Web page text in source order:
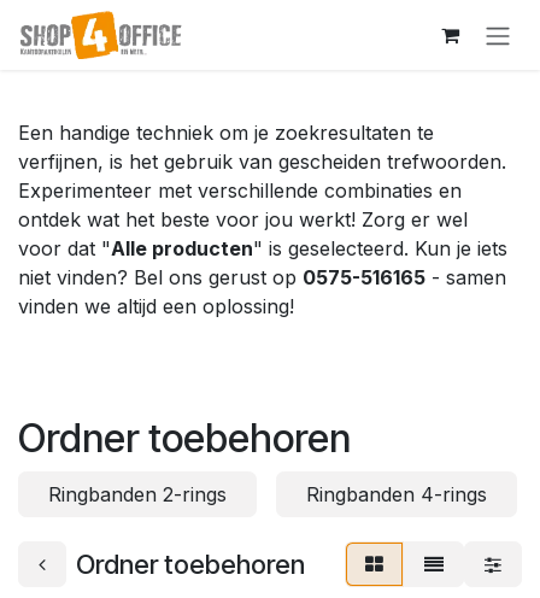
Overslaan naar inhoud
Een handige techniek om je zoekresultaten te
verfijnen, is het gebruik van gescheiden trefwoorden.
Experimenteer met verschillende combinaties en
ontdek wat het beste voor jou werkt! Zorg er wel
voor dat "Alle producten" is geselecteerd. Kun je iets
niet vinden? Bel ons gerust op 0575-516165 - samen
vinden we altijd een oplossing!
Ordner toebehoren
Ringbanden 2-rings Ringbanden 4-rings
Ordner toebehoren